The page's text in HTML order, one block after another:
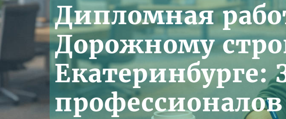
Дипломная
Дорожному
Екатеринбурге:
профессионалов